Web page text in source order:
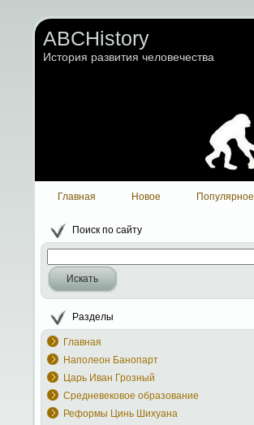
ABCHistory
История развития человечества
Главная Новое Популярное
Поиск по сайту
Искать
Разделы
Главная
Наполеон Банопарт
Царь Иван Грозный
Средневековое образование
Реформы Цинь Шихуана